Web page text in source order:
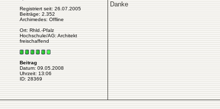
Registriert seit: 26.07.2005
Beiträge: 2.352
Archimedes: Offline
Ort: Rhld.-Pfalz
Hochschule/AG: Architekt
freischaffend
Beitrag
Datum: 09.05.2008
Uhrzeit: 13:06
ID: 28369
Danke